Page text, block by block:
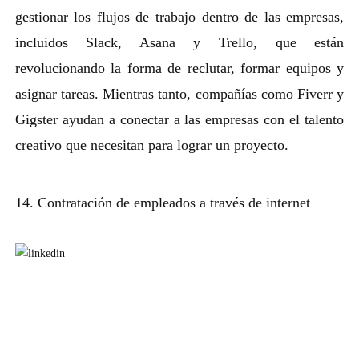
gestionar los flujos de trabajo dentro de las empresas,
incluidos Slack, Asana y Trello, que están
revolucionando la forma de reclutar, formar equipos y
asignar tareas. Mientras tanto, compañías como Fiverr y
Gigster ayudan a conectar a las empresas con el talento
creativo que necesitan para lograr un proyecto.
14. Contratación de empleados a través de internet